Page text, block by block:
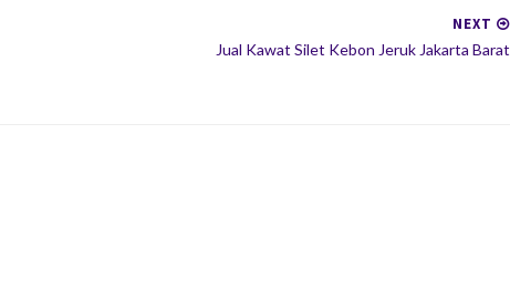
NEXT
Jual Kawat Silet Kebon Jeruk Jakarta Barat